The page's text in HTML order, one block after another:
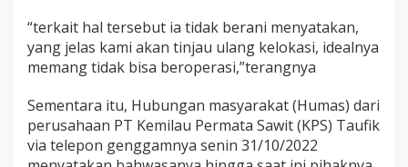
“terkait hal tersebut ia tidak berani menyatakan,
yang jelas kami akan tinjau ulang kelokasi, idealnya
memang tidak bisa beroperasi,”terangnya
Sementara itu, Hubungan masyarakat (Humas) dari
perusahaan PT Kemilau Permata Sawit (KPS) Taufik
via telepon genggamnya senin 31/10/2022